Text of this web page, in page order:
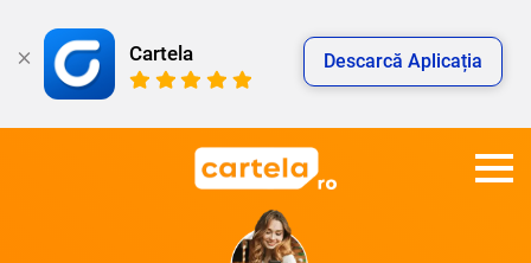
Cartela Descarcă Aplicația